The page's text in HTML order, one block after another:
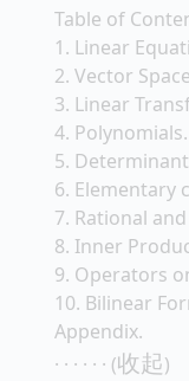
Table of
1. Linear
2. Vector
3. Linear
4. Polynomials.
5.
6. Elementary
7. Rational
8. Inner
9. Operators
10. Bilinear
Appendix.
· · · · · · (收起)